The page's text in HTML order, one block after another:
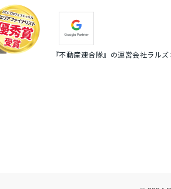
『不動産連合隊』の運営会社ラル